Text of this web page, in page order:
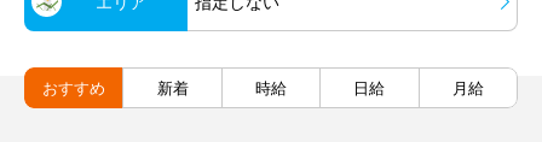
おすすめ 新着 時給 日給 月給